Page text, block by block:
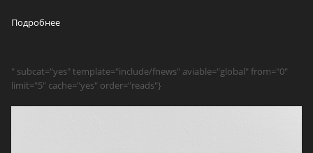
Подробнее
" subcat="yes" template="include/fnews" aviable="global" from="0"
limit="5" cache="yes" order="reads"}